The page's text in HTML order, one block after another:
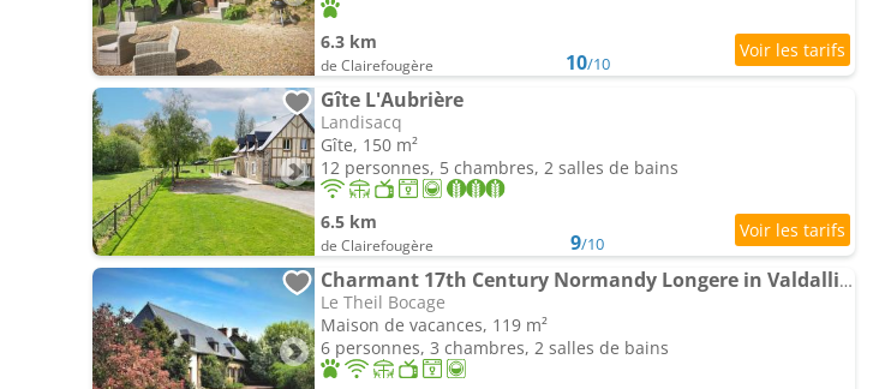
6.3 km
de Clairefougère 10/10
Gîte L'Aubrière
Landisacq
Gîte, 150 m²
12 personnes, 5 chambres, 2 salles de bains
6.5 km
de Clairefougère 9/10
Charmant 17th Century Normandy Longere in Valdallière, Calvados
Le Theil Bocage
Maison de vacances, 119 m²
6 personnes, 3 chambres, 2 salles de bains